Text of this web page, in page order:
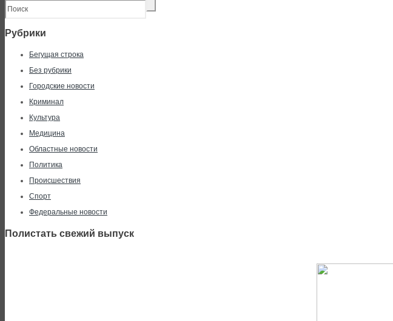
Рубрики
Бегущая строка
Без рубрики
Городские новости
Криминал
Культура
Медицина
Областные новости
Политика
Происшествия
Спорт
Федеральные новости
Полистать свежий выпуск